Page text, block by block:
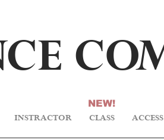
CE CO
INSTRACTOR CLASS ACCESS
NEW!